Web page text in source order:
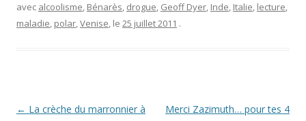
avec alcoolisme, Bénarès, drogue, Geoff Dyer, Inde, Italie, lecture,
maladie, polar,Venise, le 25 juillet 2011 .
Navigation
← La crèche du marronnier à
Merci Zazimuth… pour tes 4